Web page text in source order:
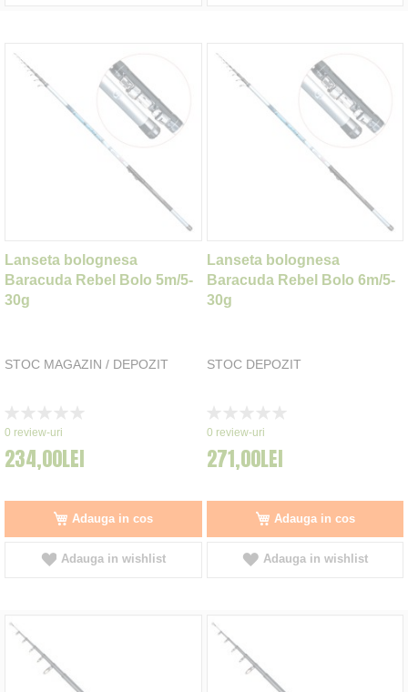
Lanseta bolognesa
Baracuda Rebel Bolo 5m/5-
30g
STOC MAGAZIN / DEPOZIT
0%
0 review-uri
234,00LEI
Adauga in cos
Adauga in wishlist
Lanseta bolognesa
Baracuda Rebel Bolo 6m/5-
30g
STOC DEPOZIT
0%
0 review-uri
271,00LEI
Adauga in cos
Adauga in wishlist